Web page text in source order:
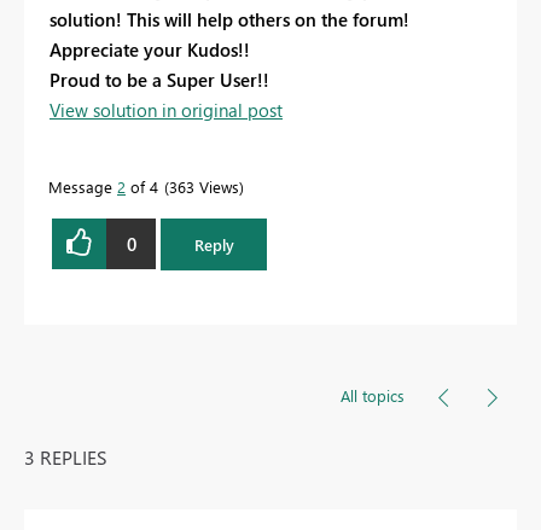
solution! This will help others on the forum!
Appreciate your Kudos!!
Proud to be a Super User!!
View solution in original post
Message 2 of 4 363 Views
0 Reply
All topics
3 REPLIES